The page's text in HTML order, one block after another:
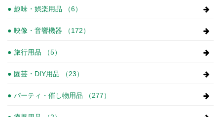
趣味・娯楽用品 （6）
映像・音響機器 （172）
旅行用品 （5）
園芸・DIY用品 （23）
パーティ・催し物用品 （277）